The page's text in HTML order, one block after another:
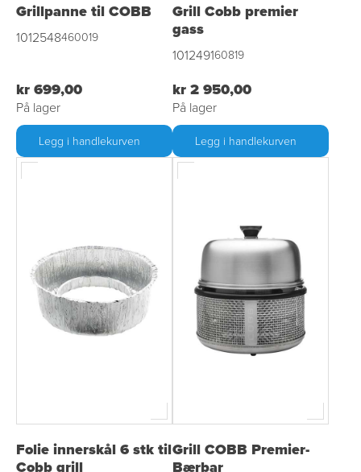
Grillpanne til COBB
1012548460019
kr 699,00
På lager
Legg i handlekurven
Grill Cobb premier
gass
101249160819
kr 2 950,00
På lager
Legg i handlekurven
Folie innerskål 6 stk til
Cobb grill
Grill COBB Premier-
Bærbar